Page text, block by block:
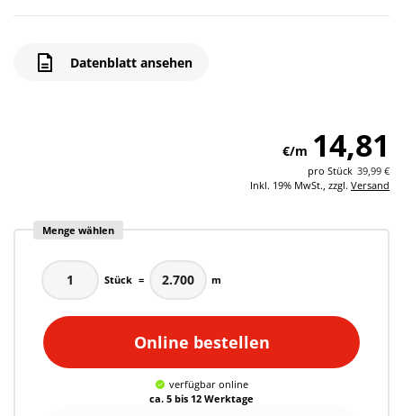
Datenblatt ansehen
€/m 14,81
pro Stück 39,99 €
Inkl. 19% MwSt., zzgl. Versand
Menge wählen
Stück = m
Online bestellen
verfügbar online
ca. 5 bis 12 Werktage